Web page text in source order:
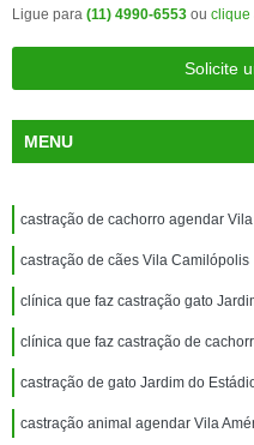
Ligue para (11) 4990-6553 ou clique
Solicite
MENU
castração de cachorro agendar
castração de cães Vila Camilópolis
clínica que faz castração gato
clínica que faz castração de
castração de gato Jardim do
castração animal agendar Vila